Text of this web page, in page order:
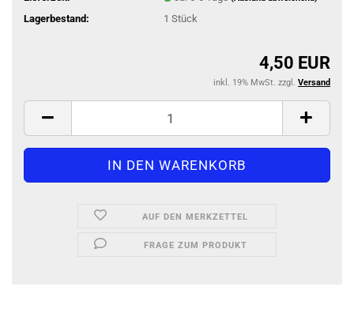
Lagerbestand: 1 Stück
4,50 EUR
inkl. 19% MwSt. zzgl. Versand
AUF DEN MERKZETTEL
FRAGE ZUM PRODUKT